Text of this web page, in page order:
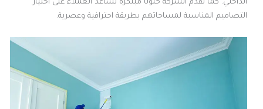
الداخلي. كما تقدم الشركة حلولًا مبتكرة تساعد العملاء على اختيار
التصاميم المناسبة لمساحاتهم بطريقة احترافية وعصرية.